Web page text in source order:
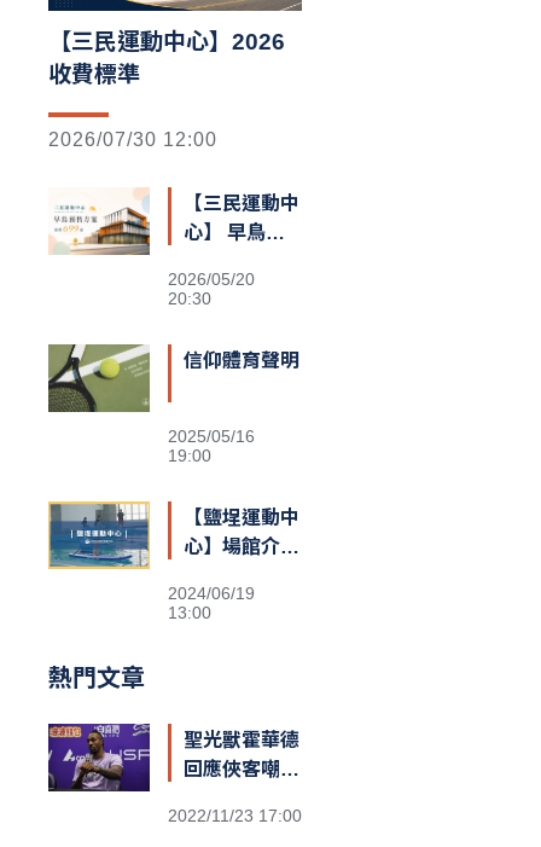
【三民運動中心】2026
收費標準
2026/07/30 12:00
【三民運動中
心】 早鳥預
2026/05/20
20:30
信仰體育聲明
2025/05/16
19:00
【鹽埕運動中
心】場館介紹
2024/06/19
13:00
熱門文章
聖光獸霍華德
回應俠客嘲諷
仇恨！我擁有
2022/11/23 17:00